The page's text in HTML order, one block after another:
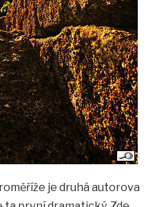
je druhá autorova